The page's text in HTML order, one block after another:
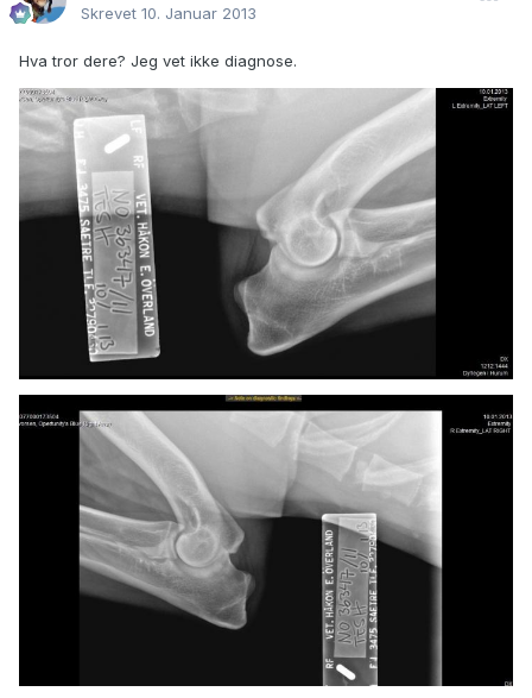
Skrevet 10. Januar 2013
Hva tror dere? Jeg vet ikke diagnose.